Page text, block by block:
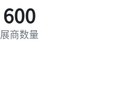
600
展商数量